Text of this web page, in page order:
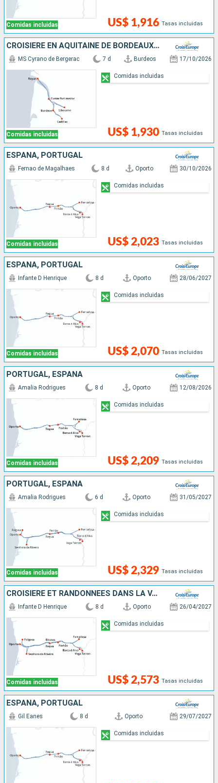
Comidas incluidas US$ 1,916 Tasas incluidas
CROISIÈRE EN AQUITAINE DE BORDEAUX À ROYAN, L'ESTUAIRE DE LA GIRONDE, LA GARONNE ET LA DORDOGNE (FORMULE PORT-PORT)
Comidas incluidas
MS Cyrano de Bergerac 7 d Burdeos 17/10/2026
US$ 1,930 Tasas incluidas
Comidas incluidas
ESPAÑA, PORTUGAL
Comidas incluidas
Fernao de Magalhaes 8 d Oporto 30/10/2026
US$ 2,023 Tasas incluidas
Comidas incluidas
ESPAÑA, PORTUGAL
Comidas incluidas
Infante D Henrique 8 d Oporto 28/06/2027
US$ 2,070 Tasas incluidas
Comidas incluidas
PORTUGAL, ESPAÑA
Comidas incluidas
Amalia Rodrigues 8 d Oporto 12/08/2026
US$ 2,209 Tasas incluidas
Comidas incluidas
PORTUGAL, ESPAÑA
Comidas incluidas
Amalia Rodrigues 6 d Oporto 31/05/2027
US$ 2,329 Tasas incluidas
Comidas incluidas
CROISIÈRE ET RANDONNÉES DANS LA VALLÉE DU DOURO, UNE NATURE PRÉSERVÉE
Comidas incluidas
Infante D Henrique 8 d Oporto 26/04/2027
US$ 2,573 Tasas incluidas
Comidas incluidas
ESPAÑA, PORTUGAL
Gil Eanes 8 d Oporto 29/07/2027
Comidas incluidas